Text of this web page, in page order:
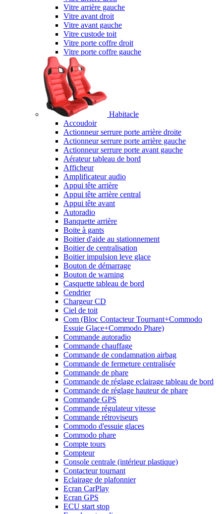
Vitre arrière gauche
Vitre avant droit
Vitre avant gauche
Vitre custode toit
Vitre porte coffre droit
Vitre porte coffre gauche
Habitacle
Accoudoir
Actionneur serrure porte arrière droite
Actionneur serrure porte arrière gauche
Actionneur serrure porte avant gauche
Aérateur tableau de bord
Afficheur
Amplificateur audio
Appui tête arrière
Appui tête arrière central
Appui tête avant
Autoradio
Banquette arrière
Boite à gants
Boitier d'aide au stationnement
Boitier de centralisation
Boitier impulsion leve glace
Bouton de démarrage
Bouton de warning
Casquette tableau de bord
Cendrier
Chargeur CD
Ciel de toit
Com (Bloc Contacteur Tournant+Commodo
Essuie Glace+Commodo Phare)
Commande autoradio
Commande chauffage
Commande de condamnation airbag
Commande de fermeture centralisée
Commande de phare
Commande de réglage eclairage tableau de bord
Commande de réglage hauteur de phare
Commande GPS
Commande régulateur vitesse
Commande rétroviseurs
Commodo d'essuie glaces
Commodo phare
Compte tours
Compteur
Console centrale (intérieur plastique)
Contacteur tournant
Eclairage de plafonnier
Ecran CarPlay
Ecran GPS
ECU start stop